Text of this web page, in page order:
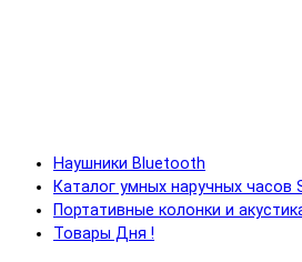
Наушники Bluetooth
Каталог умных наручных часов
Портативные колонки и
Товары Дня !